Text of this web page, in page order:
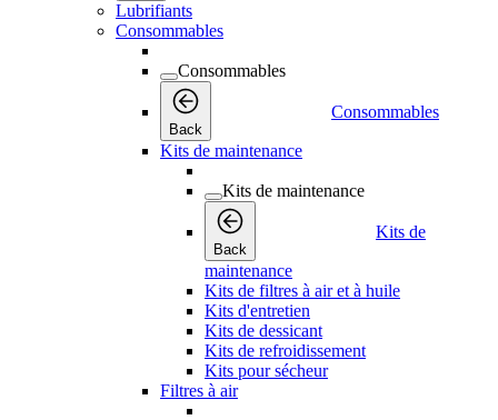
Lubrifiants
Consommables
Consommables
Back
Consommables
Kits de maintenance
Kits de maintenance
Back
Kits de
maintenance
Kits de filtres à air et à huile
Kits d'entretien
Kits de dessicant
Kits de refroidissement
Kits pour sécheur
Filtres à air